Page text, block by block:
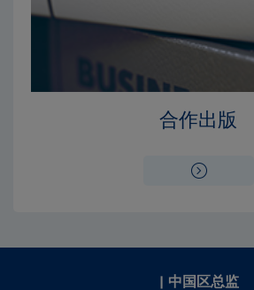
合作出版
| 中国区总监